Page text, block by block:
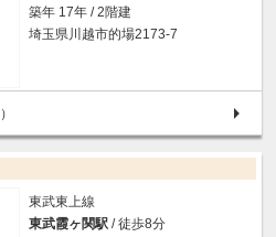
築年 17年 / 2階建
埼玉県川越市的場2173-7
）
東武東上線
東武霞ヶ関駅 / 徒歩8分